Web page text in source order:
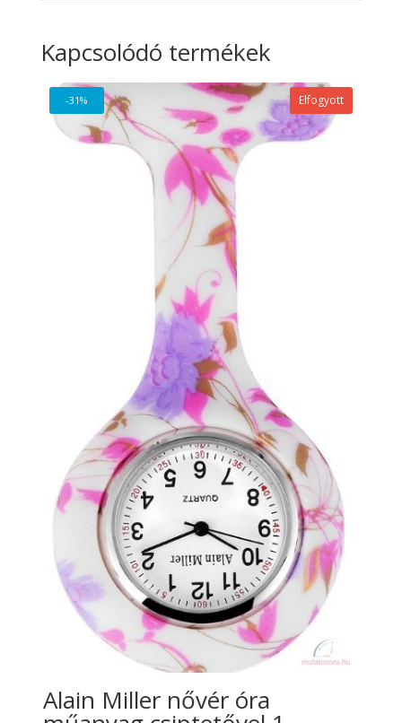
Kapcsolódó termékek
-31% Elfogyott
Alain Miller nővér óra